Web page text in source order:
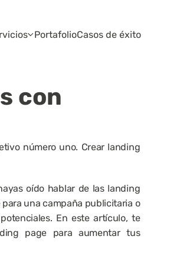
PortafolioCasos de éxito
con
número uno. Crear landing
oído hablar de las landing
una campaña publicitaria o
En este artículo, te
page para aumentar tus